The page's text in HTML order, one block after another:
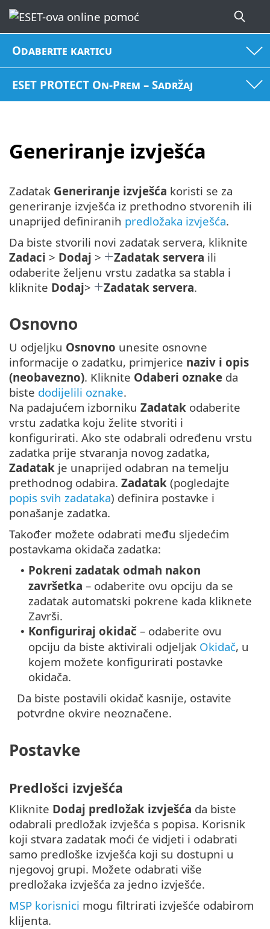
Odaberite karticu
ESET PROTECT On-Prem – Sadržaj
Generiranje izvješća
Zadatak Generiranje izvješća koristi se za
generiranje izvješća iz prethodno stvorenih ili
unaprijed definiranih predložaka izvješća.
Da biste stvorili novi zadatak servera, kliknite
Zadaci > Dodaj > Zadatak servera ili
odaberite željenu vrstu zadatka sa stabla i
kliknite Dodaj> Zadatak servera.
Osnovno
U odjeljku Osnovno unesite osnovne
informacije o zadatku, primjerice naziv i opis
(neobavezno). Kliknite Odaberi oznake da
biste dodijelili oznake.
Na padajućem izborniku Zadatak odaberite
vrstu zadatka koju želite stvoriti i
konfigurirati. Ako ste odabrali određenu vrstu
zadatka prije stvaranja novog zadatka,
Zadatak je unaprijed odabran na temelju
prethodnog odabira. Zadatak (pogledajte
popis svih zadataka) definira postavke i
ponašanje zadatka.
Također možete odabrati među sljedećim
postavkama okidača zadatka:
• Pokreni zadatak odmah nakon
završetka – odaberite ovu opciju da se
zadatak automatski pokrene kada kliknete
Završi.
• Konfiguriraj okidač – odaberite ovu
opciju da biste aktivirali odjeljak Okidač, u
kojem možete konfigurirati postavke
okidača.
Da biste postavili okidač kasnije, ostavite
potvrdne okvire neoznačene.
Postavke
Predlošci izvješća
Kliknite Dodaj predložak izvješća da biste
odabrali predložak izvješća s popisa. Korisnik
koji stvara zadatak moći će vidjeti i odabrati
samo predloške izvješća koji su dostupni u
njegovoj grupi. Možete odabrati više
predložaka izvješća za jedno izvješće.
MSP korisnici mogu filtrirati izvješće odabirom
klijenta.